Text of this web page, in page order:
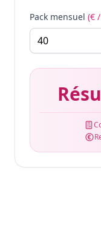
Pack mensuel (€